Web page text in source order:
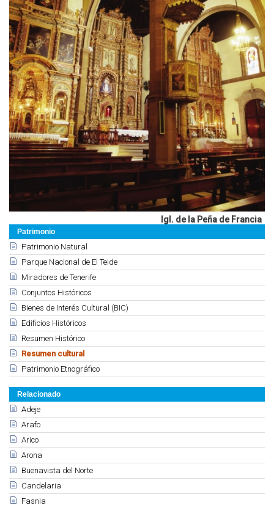
Patrimonio
Patrimonio Natural
Parque Nacional de El Teide
Miradores de Tenerife
Conjuntos Históricos
Bienes de Interés Cultural (BIC)
Edificios Históricos
Resumen Histórico
Resumen cultural
Patrimonio Etnográfico
Relacionado
Adeje
Arafo
Arico
Arona
Buenavista del Norte
Candelaria
Fasnia
Igl. de la Peña de Francia